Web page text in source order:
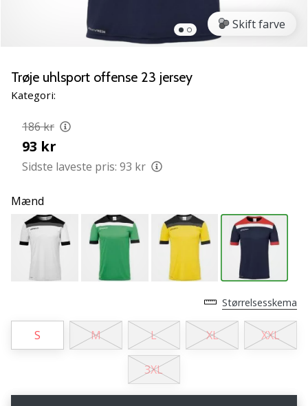
Weplayvolleyball
ambassadør
du
den
hobby
som
os?
Så
os
løbe
sammen.
11. 8. 2022
Weplayvolleyball
affiliate
du
Skift farve
Trøje uhlsport offense 23 jersey
Kategori:
186 kr
93 kr
Sidste laveste pris: 93 kr
Mænd
Størrelsesskema
S M L XL XXL
3XL